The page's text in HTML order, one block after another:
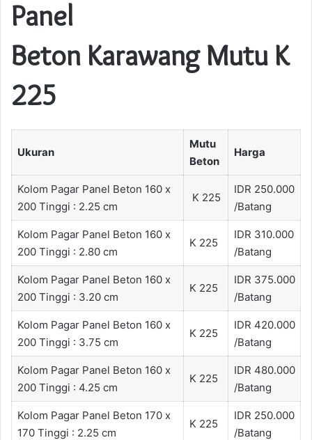
Panel
Beton Karawang Mutu K
225
Ukuran
Mutu
Beton
Harga
Kolom Pagar Panel Beton 160 x
200 Tinggi : 2.25 cm
K 225
IDR 250.000
/Batang
Kolom Pagar Panel Beton 160 x
200 Tinggi : 2.80 cm
K 225
IDR 310.000
/Batang
Kolom Pagar Panel Beton 160 x
200 Tinggi : 3.20 cm
K 225
IDR 375.000
/Batang
Kolom Pagar Panel Beton 160 x
200 Tinggi : 3.75 cm
K 225
IDR 420.000
/Batang
Kolom Pagar Panel Beton 160 x
200 Tinggi : 4.25 cm
K 225
IDR 480.000
/Batang
Kolom Pagar Panel Beton 170 x
170 Tinggi : 2.25 cm
K 225
IDR 250.000
/Batang